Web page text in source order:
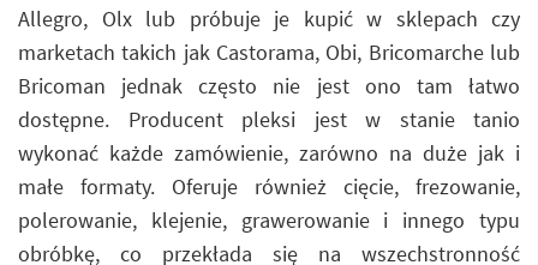
Allegro, Olx lub próbuje je kupić w sklepach czy
marketach takich jak Castorama, Obi, Bricomarche lub
Bricoman jednak często nie jest ono tam łatwo
dostępne. Producent pleksi jest w stanie tanio
wykonać każde zamówienie, zarówno na duże jak i
małe formaty. Oferuje również cięcie, frezowanie,
polerowanie, klejenie, grawerowanie i innego typu
obróbkę, co przekłada się na wszechstronność